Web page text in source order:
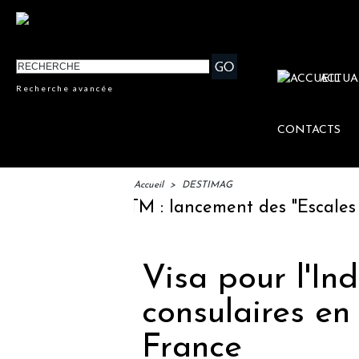
Recherche avancée
CONTACTS
Accueil > DESTIMAG
IFTM : lancement des "Escales
Visa pour
consulaires
France